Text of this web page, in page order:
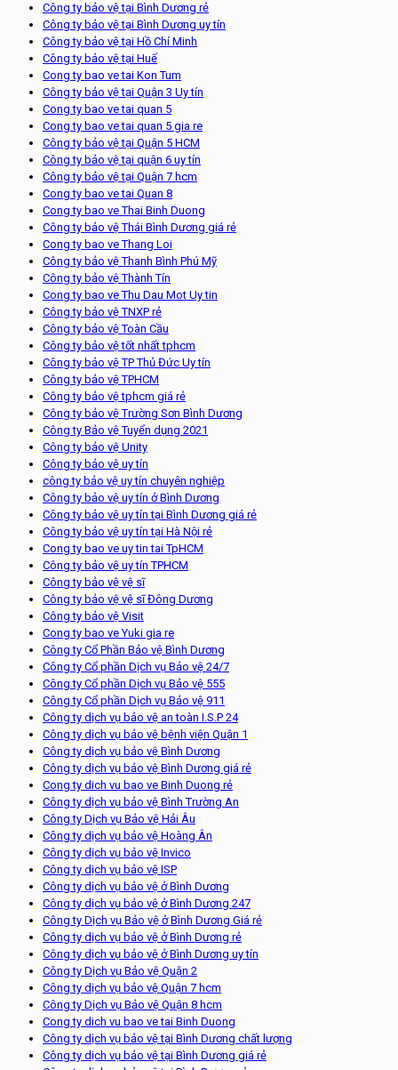
Công ty bảo vệ tại Bình Dương rẻ
Công ty bảo vệ tại Bình Dương uy tín
Công ty bảo vệ tại Hồ Chí Minh
Công ty bảo vệ tại Huế
Cong ty bao ve tai Kon Tum
Công ty bảo vệ tại Quận 3 Uy tín
Cong ty bao ve tai quan 5
Cong ty bao ve tai quan 5 gia re
Công ty bảo vệ tại Quận 5 HCM
Công ty bảo vệ tại quận 6 uy tín
Công ty bảo vệ tại Quận 7 hcm
Cong ty bao ve tai Quan 8
Cong ty bao ve Thai Binh Duong
Công ty bảo vệ Thái Bình Dương giá rẻ
Cong ty bao ve Thang Loi
Công ty bảo vệ Thanh Bình Phú Mỹ
Công ty bảo vệ Thành Tín
Cong ty bao ve Thu Dau Mot Uy tin
Công ty bảo vệ TNXP rẻ
Công ty bảo vệ Toàn Cầu
Công ty bảo vệ tốt nhất tphcm
Công ty bảo vệ TP Thủ Đức Uy tín
Công ty bảo vệ TPHCM
Công ty bảo vệ tphcm giá rẻ
Công ty bảo vệ Trường Sơn Bình Dương
Công ty Bảo vệ Tuyển dụng 2021
Công ty bảo vệ Unity
Công ty bảo vệ uy tín
công ty bảo vệ uy tín chuyên nghiệp
Công ty bảo vệ uy tín ở Bình Dương
Công ty bảo vệ uy tín tại Bình Dương giá rẻ
Công ty bảo vệ uy tín tại Hà Nội rẻ
Cong ty bao ve uy tin tai TpHCM
Công ty bảo vệ uy tín TPHCM
Công ty bảo vệ vệ sĩ
Công ty bảo vệ vệ sĩ Đông Dương
Công ty bảo vệ Visit
Cong ty bao ve Yuki gia re
Công ty Cổ Phần Bảo vệ Bình Dương
Công ty Cổ phần Dịch vụ Bảo vệ 24/7
Công ty Cổ phần Dịch vụ Bảo vệ 555
Công ty Cổ phần Dịch vụ Bảo vệ 911
Công ty dịch vụ bảo vệ an toàn I.S.P 24
Công ty dịch vụ bảo vệ bệnh viện Quận 1
Công ty dịch vụ bảo vệ Bình Dương
Công ty dịch vụ bảo vệ Bình Dương giá rẻ
Cong ty dich vu bao ve Binh Duong rẻ
Công ty dịch vụ bảo vệ Bình Trường An
Công ty Dịch vụ Bảo vệ Hải Âu
Công ty dịch vụ bảo vệ Hoàng Ân
Công ty dịch vụ bảo vệ Invico
Công ty dịch vụ bảo vệ ISP
Công ty dịch vụ bảo vệ ở Bình Dương
Công ty dịch vụ bảo vệ ở Bình Dương 247
Công ty Dịch vụ Bảo vệ ở Bình Dương Giá rẻ
Công ty dịch vụ bảo vệ ở Bình Dương rẻ
Công ty dịch vụ bảo vệ ở Bình Dương uy tín
Công ty Dịch vụ Bảo vệ Quận 2
Công ty dịch vụ bảo vệ Quận 7 hcm
Công ty Dịch vụ Bảo vệ Quận 8 hcm
Cong ty dich vu bao ve tai Binh Duong
Công ty dịch vụ bảo vệ tại Bình Dương chất lượng
Công ty dịch vụ bảo vệ tại Bình Dương giá rẻ